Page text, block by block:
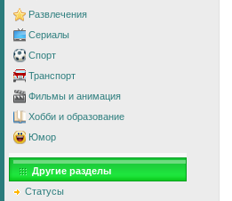
Развлечения
Сериалы
Спорт
Транспорт
Фильмы и анимация
Хобби и образование
Юмор
Другие разделы
Статусы